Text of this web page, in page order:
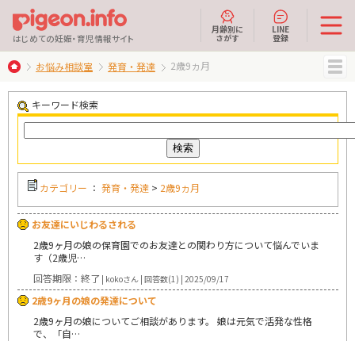
はじめての妊娠・育児情報サイト
月齢別に
さがす
LINE
登録
MENU
お悩み相談室 発育・発達 2歳9ヵ月
キーワード検索
カテゴリー ： 発育・発達 > 2歳9ヵ月
お友達にいじわるされる
2歳9ヶ月の娘の保育園でのお友達との関わり方について悩んでいま
す（2歳児…
回答期限：終了 | kokoさん | 回答数(1) | 2025/09/17
2歳9ヶ月の娘の発達について
2歳9ヶ月の娘についてご相談があります。 娘は元気で活発な性格
で、「自…